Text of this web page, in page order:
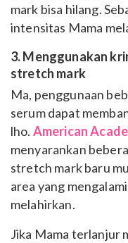
mark bisa hilang.
intensitas Mama
3. Menggunakan
stretch mark
Ma, penggunaan
serum dapat
lho. American
menyarankan
stretch mark baru
area yang
melahirkan.
Jika Mama terlanjur